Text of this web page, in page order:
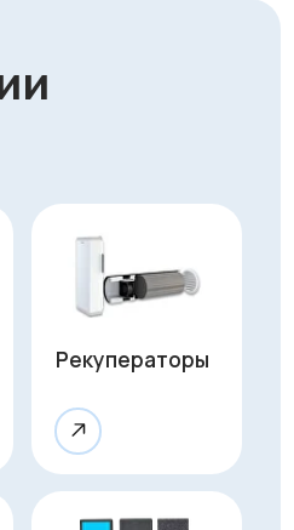
комплектующие